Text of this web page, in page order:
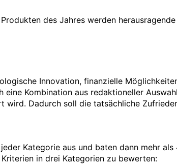
des Jahres werden
Innovation, finanzielle
Kombination aus redaktioneller
wird. Dadurch soll die tatsächliche
Kategorie aus und baten dann mehr als
in drei Kategorien zu bewerten: